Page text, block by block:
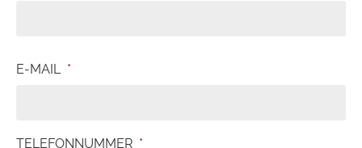
E-MAIL *
TELEFONNUMMER *